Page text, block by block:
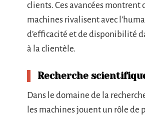
clients. Ces avancées montrent
machines rivalisent avec
d’efficacité et de disponibilité
à la clientèle.
Recherche
Dans le domaine de la
les machines jouent un rôle de